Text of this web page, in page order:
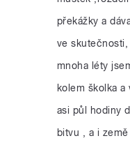
překážky a
ve
mnoha léty
kolem školka
asi půl hodiny
bitvu , a i